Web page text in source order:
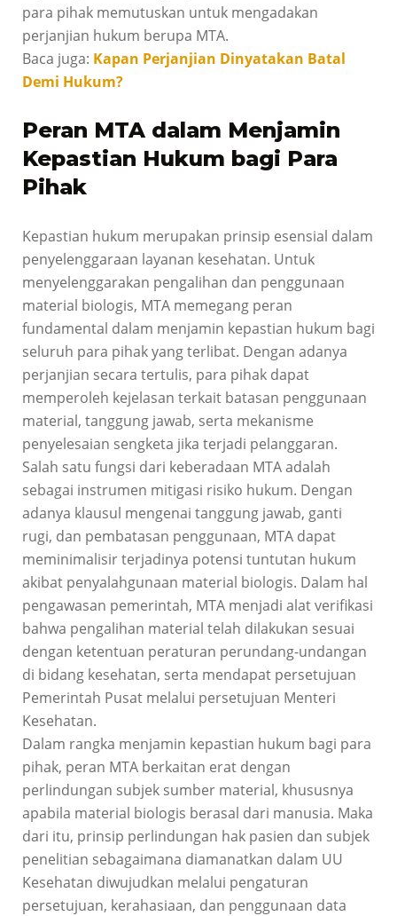
para pihak memutuskan untuk mengadakan
perjanjian hukum berupa MTA.
Baca juga: Kapan Perjanjian Dinyatakan Batal
Demi Hukum?
Peran MTA dalam Menjamin
Kepastian Hukum bagi Para
Pihak
Kepastian hukum merupakan prinsip esensial dalam
penyelenggaraan layanan kesehatan. Untuk
menyelenggarakan pengalihan dan penggunaan
material biologis, MTA memegang peran
fundamental dalam menjamin kepastian hukum bagi
seluruh para pihak yang terlibat. Dengan adanya
perjanjian secara tertulis, para pihak dapat
memperoleh kejelasan terkait batasan penggunaan
material, tanggung jawab, serta mekanisme
penyelesaian sengketa jika terjadi pelanggaran.
Salah satu fungsi dari keberadaan MTA adalah
sebagai instrumen mitigasi risiko hukum. Dengan
adanya klausul mengenai tanggung jawab, ganti
rugi, dan pembatasan penggunaan, MTA dapat
meminimalisir terjadinya potensi tuntutan hukum
akibat penyalahgunaan material biologis. Dalam hal
pengawasan pemerintah, MTA menjadi alat verifikasi
bahwa pengalihan material telah dilakukan sesuai
dengan ketentuan peraturan perundang-undangan
di bidang kesehatan, serta mendapat persetujuan
Pemerintah Pusat melalui persetujuan Menteri
Kesehatan.
Dalam rangka menjamin kepastian hukum bagi para
pihak, peran MTA berkaitan erat dengan
perlindungan subjek sumber material, khususnya
apabila material biologis berasal dari manusia. Maka
dari itu, prinsip perlindungan hak pasien dan subjek
penelitian sebagaimana diamanatkan dalam UU
Kesehatan diwujudkan melalui pengaturan
persetujuan, kerahasiaan, dan penggunaan data